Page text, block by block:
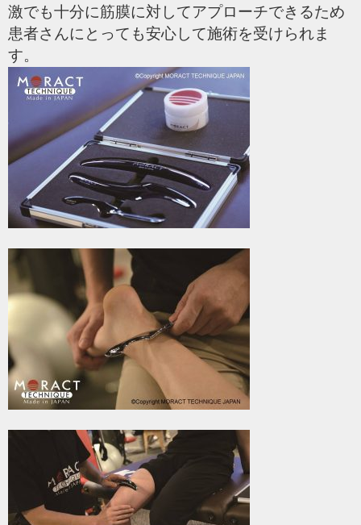
激でも十分に筋膜に対してアプローチできるため
患者さんにとっても安心して施術を受けられま
す。